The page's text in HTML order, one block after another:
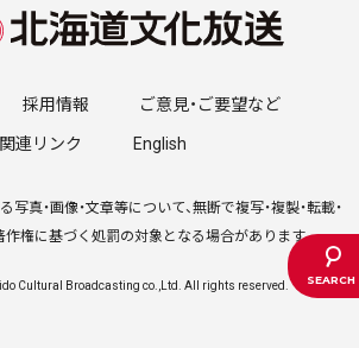
採用情報 ご意見・ご要望など
関連リンク English
真・画像・文章等について、無断で複写・複製・転載・
作権に基づく処罰の対象となる場合があります。
Cultural Broadcasting co.,Ltd. All rights reserved.